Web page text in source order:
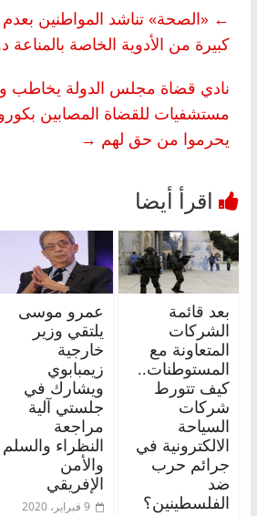
← «الصحة» تناشد المواطنين
كبيرة من الأدوية الخاصة بالمناعة
نادي قضاة مجلس الدولة يخاطب
مستشفيات للقضاة المصابين
يحرموا من حق لهم →
بعد قائمة
الشركات
المتعاونة مع
المستوطنات..
كيف تتورط
شركات
السياحة
الالكترونية في
جرائم حرب
ضد
الفلسطينين؟
عمرو موسى
يلتقي وزير
خارجية
زيمبابوي
ويشارك في
جلستي آلية
مراجعة
النظراء والسلم
والأمن
الإفريقي
9 فبراير، 2020